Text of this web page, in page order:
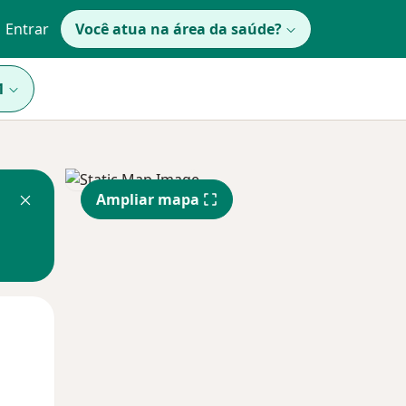
Entrar Você atua na área da saúde?
Ampliar mapa